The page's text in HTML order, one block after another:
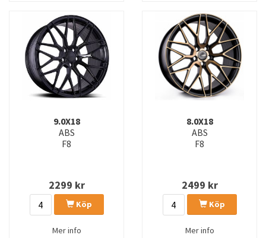
9.0X18
ABS
F8
2299 kr
Köp
Mer info
8.0X18
ABS
F8
2499 kr
Köp
Mer info